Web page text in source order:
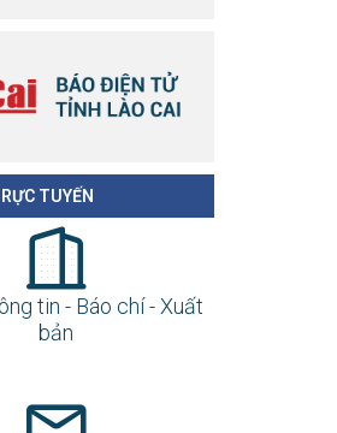
TUYẾN
tin - Báo chí - Xuất
bản